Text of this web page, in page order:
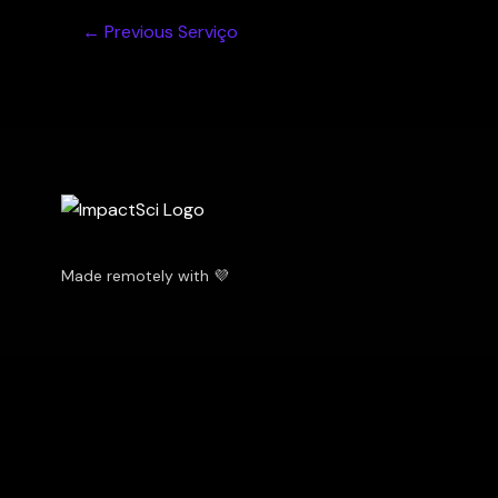
← Previous Serviço
Made remotely with 💜